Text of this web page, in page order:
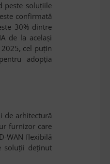
peste soluțiile
confirmată
30% dintre
de la același
cel puțin
adopția
de arhitectură
furnizor care
WAN flexibilă
soluții deținut